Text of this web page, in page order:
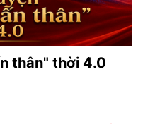
thân" thời 4.0